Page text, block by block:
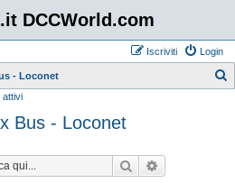
DCCWorld.com
Login
Iscriviti
- Loconet
attivi
Bus - Loconet
Cerca